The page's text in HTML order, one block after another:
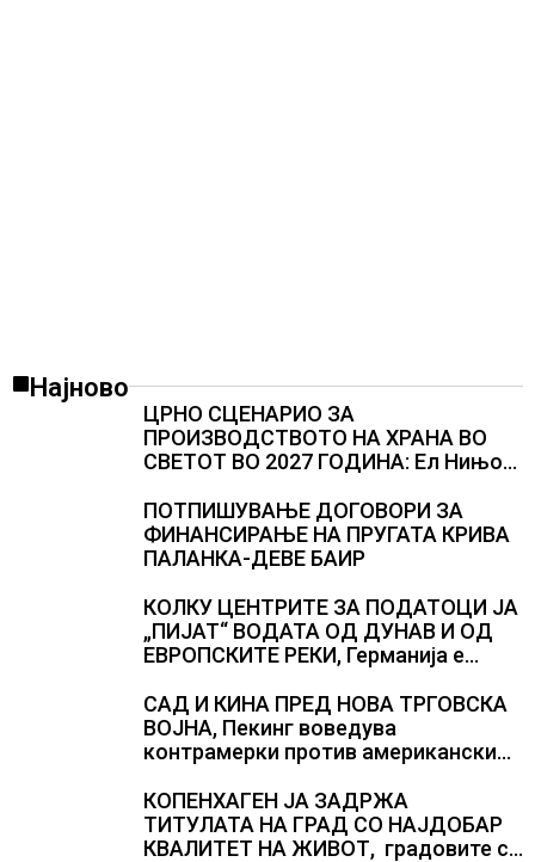
Најново
ЦРНО СЦЕНАРИО ЗА
ПРОИЗВОДСТВОТО НА ХРАНА ВО
СВЕТОТ ВО 2027 ГОДИНА: Ел Нињо
милиони луѓе во акутен глад
ПОТПИШУВАЊЕ ДОГОВОРИ ЗА
ФИНАНСИРАЊЕ НА ПРУГАТА КРИВА
ПАЛАНКА-ДЕВЕ БАИР
КОЛКУ ЦЕНТРИТЕ ЗА ПОДАТОЦИ ЈА
„ПИЈАТ“ ВОДАТА ОД ДУНАВ И ОД
ЕВРОПСКИТЕ РЕКИ, Германија е
изградени центри за податоци
САД И КИНА ПРЕД НОВА ТРГОВСКА
ВОЈНА, Пекинг воведува
контрамерки против американски
КОПЕНХАГЕН ЈА ЗАДРЖА
ТИТУЛАТА НА ГРАД СО НАЈДОБАР
КВАЛИТЕТ НА ЖИВОТ, градовите со